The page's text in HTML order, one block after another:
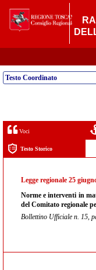
Testo Coordinato
Voci
Testo Storico
Legge regionale 25
Norme e interventi in
del Comitato regionale
Bollettino Ufficiale n. 15,